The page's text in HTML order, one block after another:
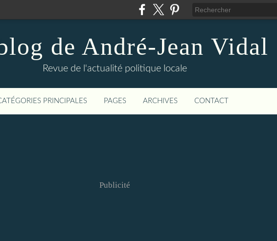
de André-Jean Vidal
Revue de l'actualité politique locale
PRINCIPALES PAGES ARCHIVES CONTACT
Publicité